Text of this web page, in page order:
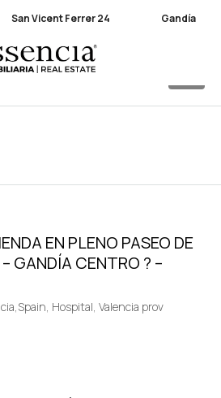
San Vicent Ferrer 24 Gandía
EN PLENO PASEO DE
GANDÍA CENTRO ? –
Hospital, Valencia prov